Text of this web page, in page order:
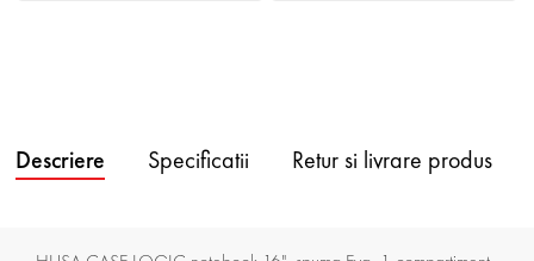
Descriere Specificatii Retur si livrare produs